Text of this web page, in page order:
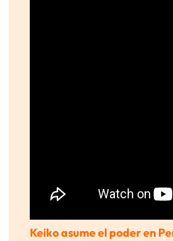
Keiko asume el poder en